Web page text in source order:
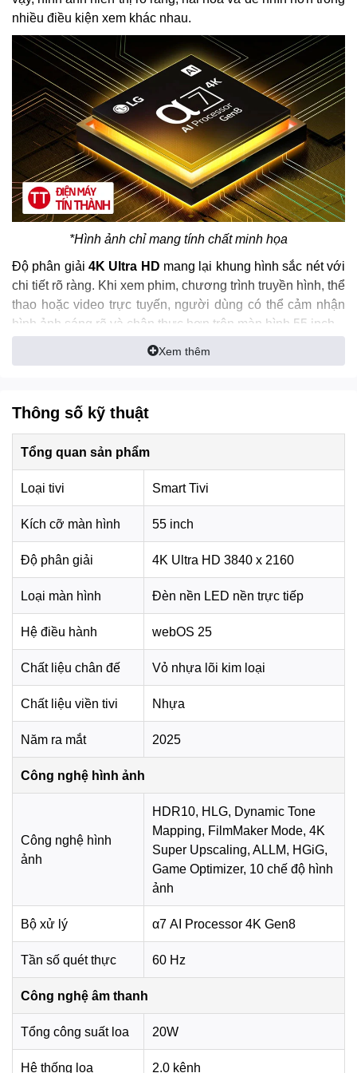
nhiều điều kiện xem khác nhau.
*Hình ảnh chỉ mang tính chất minh họa
Độ phân giải 4K Ultra HD mang lại khung hình sắc nét với
chi tiết rõ ràng. Khi xem phim, chương trình truyền hình, thể
thao hoặc video trực tuyến, người dùng có thể cảm nhận
hình ảnh sáng rõ và chân thực hơn trên màn hình 55 inch.
4K Super Upscalinghỗ trợ nâng cấp các nội
dung có độ phân giải thấp lên gần chuẩn 4K. Tính năng
chuẩn cao, giúp hình ảnh hạn chế mờ nhòe và vỡ nét.
*Hình ảnh chỉ mang tính chất minh họa
Tivi hỗ trợHDR10,HLG,Dynamic Tone Mappingvà
FilmMaker Mode, giúp cải thiện độ tương phản, cân bằng
dung gốc.
Đối với nhu cầu chơi game, sản phẩm có
Optimizer,Auto Low Latency ModevàHGiG, giúp giảm
độ trễ đầu vào, tối ưu hiển thị HDR trong các tựa game
tương thích và mang lại thao tác phản hồi nhanh hơn.
*Hình ảnh chỉ mang tính chất minh họa
Công nghệ âm thanh
Xem thêm
Thông số kỹ thuật
Tổng quan sản phẩm
Loại tivi Smart Tivi
Kích cỡ màn hình 55 inch
Độ phân giải 4K Ultra HD 3840 x 2160
Loại màn hình Đèn nền LED nền trực tiếp
Hệ điều hành webOS 25
Chất liệu chân đế Vỏ nhựa lõi kim loại
Chất liệu viền tivi Nhựa
Năm ra mắt 2025
Công nghệ hình ảnh
Công nghệ hình
ảnh
HDR10, HLG, Dynamic Tone
Mapping, FilmMaker Mode, 4K
Super Upscaling, ALLM, HGiG,
Game Optimizer, 10 chế độ hình
ảnh
Bộ xử lý α7 AI Processor 4K Gen8
Tần số quét thực 60 Hz
Công nghệ âm thanh
Tổng công suất loa 20W
Hệ thống loa 2.0 kênh